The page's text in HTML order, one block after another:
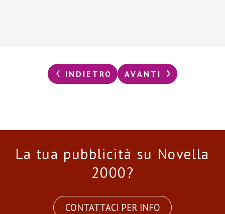
INDIETRO AVANTI
La tua pubblicità su Novella
2000?
CONTATTACI PER INFO